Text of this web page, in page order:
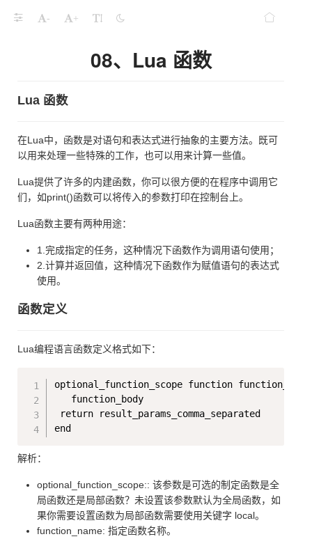
- +
08、Lua 函数
Lua 函数
在Lua中，函数是对语句和表达式进行抽象的主要方法。既可
以用来处理一些特殊的工作，也可以用来计算一些值。
Lua提供了许多的内建函数，你可以很方便的在程序中调用它
们，如print()函数可以将传入的参数打印在控制台上。
Lua函数主要有两种用途：
1.完成指定的任务，这种情况下函数作为调用语句使用；
2.计算并返回值，这种情况下函数作为赋值语句的表达式
使用。
函数定义
Lua编程语言函数定义格式如下：
optional_function_scope function
   function_body
return result_params_comma_separated
Copy
解析：
optional_function_scope:: 该参数是可选的制定函数是全
局函数还是局部函数？未设置该参数默认为全局函数，如
果你需要设置函数为局部函数需要使用关键字 local。
function_name: 指定函数名称。